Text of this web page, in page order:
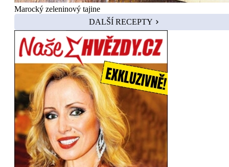
Marocký zeleninový tajine
DALŠÍ RECEPTY